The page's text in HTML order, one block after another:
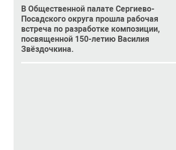
В Общественной палате Сергиево-
Посадского округа прошла рабочая
встреча по разработке композиции,
посвященной 150-летию Василия
Звёздочкина.